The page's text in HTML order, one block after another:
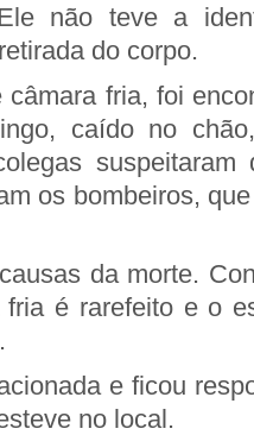
não teve a
do corpo.
câmara fria, foi
caído no
suspeitaram
os bombeiros,
da morte.
é rarefeito e o
e ficou
no local.